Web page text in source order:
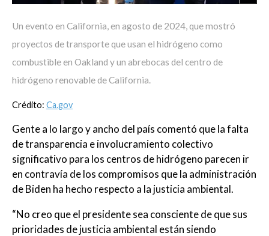
Un evento en California, en agosto de 2024, que mostró
proyectos de transporte que usan el hidrógeno como
combustible en Oakland y un abrebocas del centro de
hidrógeno renovable de California.
Crédito: Ca.gov
Gente a lo largo y ancho del país comentó que la falta
de transparencia e involucramiento colectivo
significativo para los centros de hidrógeno parecen ir
en contravía de los compromisos que la administración
de Biden ha hecho respecto a la justicia ambiental.
“No creo que el presidente sea consciente de que sus
prioridades de justicia ambiental están siendo